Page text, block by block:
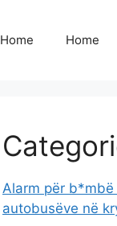
Home Home
Alarm për
autobusëve në